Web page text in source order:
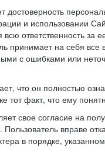
достоверность
и использовании
ответственность за
принимает на себя
с ошибками или
что он полностью
тот факт, что ему
свое согласие на
вправе
в порядке,